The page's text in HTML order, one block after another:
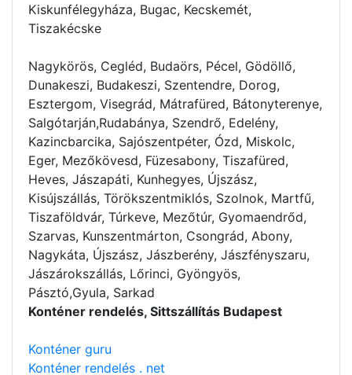
Kiskunfélegyháza, Bugac, Kecskemét,
Tiszakécske
Nagykörös, Cegléd, Budaörs, Pécel, Gödöllő,
Dunakeszi, Budakeszi, Szentendre, Dorog,
Esztergom, Visegrád, Mátrafüred, Bátonyterenye,
Salgótarján,Rudabánya, Szendrő, Edelény,
Kazincbarcika, Sajószentpéter, Ózd, Miskolc,
Eger, Mezőkövesd, Füzesabony, Tiszafüred,
Heves, Jászapáti, Kunhegyes, Újszász,
Kisújszállás, Törökszentmiklós, Szolnok, Martfű,
Tiszaföldvár, Túrkeve, Mezőtúr, Gyomaendrőd,
Szarvas, Kunszentmárton, Csongrád, Abony,
Nagykáta, Újszász, Jászberény, Jászfényszaru,
Jászárokszállás, Lőrinci, Gyöngyös,
Pásztó,Gyula, Sarkad
Konténer rendelés, Sittszállítás Budapest
Konténer guru
Konténer rendelés . net